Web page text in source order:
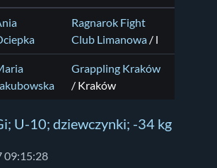
Ragnarok Fight
Club Limanowa / l
Grappling Kraków
/ Kraków
U-10; dziewczynki; -34 kg
09:15:28